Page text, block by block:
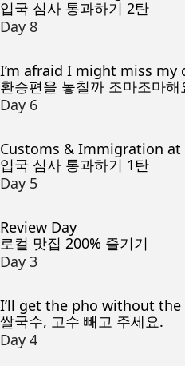
입국 심사 통과하기 2탄
Day 8
I’m afraid I might miss
환승편을 놓칠까 조마조마해
Day 6
Customs & Immigration at
입국 심사 통과하기 1탄
Day 5
Review Day
로컬 맛집 200% 즐기기
Day 3
I’ll get the pho without
쌀국수, 고수 빼고 주세요.
Day 4